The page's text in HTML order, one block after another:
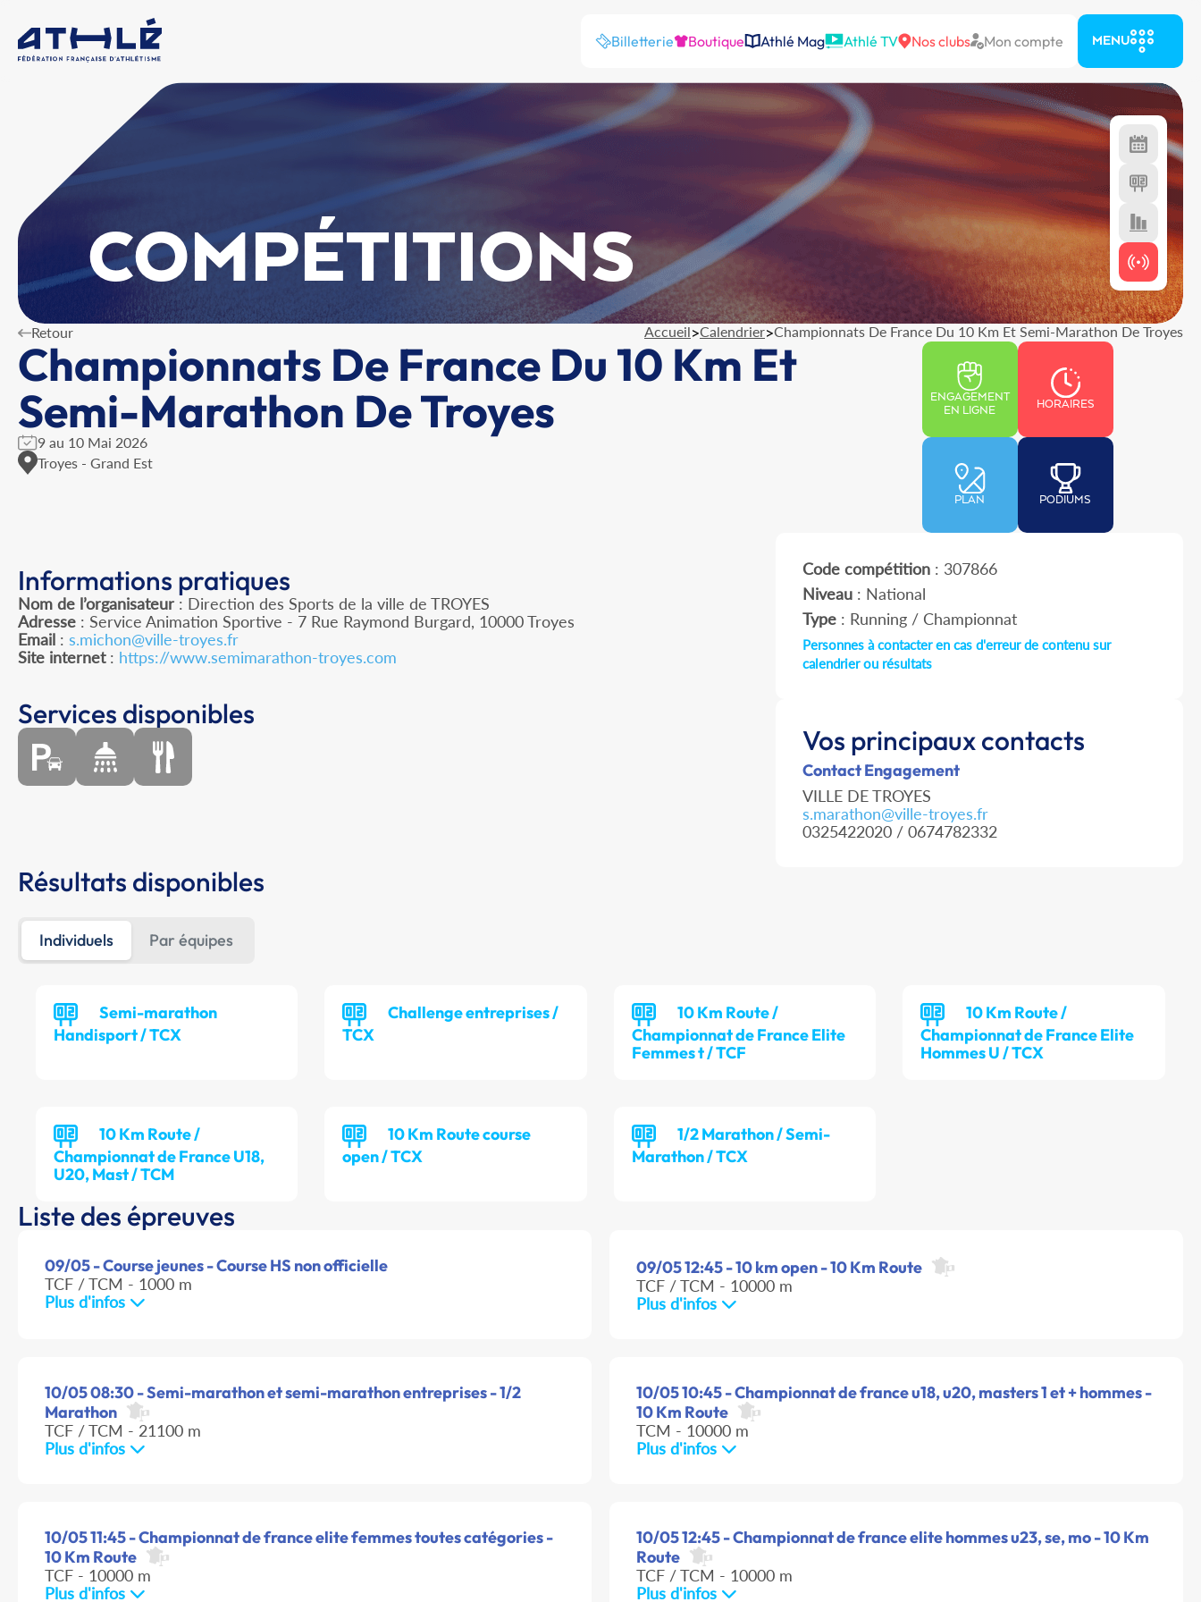
Billetterie Boutique Athlé Mag Athlé TV Nos clubs Mon compte MENU
COMPÉTITIONS
Retour Accueil>Calendrier>Championnats De France Du 10 Km Et Semi-Marathon De Troyes
Championnats De France Du 10 Km Et
Semi-Marathon De Troyes
9 au 10 Mai 2026
Troyes - Grand Est
ENGAGEMENT
EN LIGNE
HORAIRES
PLAN PODIUMS
Informations pratiques
Nom de l’organisateur : Direction des Sports de la ville de TROYES
Adresse : Service Animation Sportive - 7 Rue Raymond Burgard, 10000 Troyes
Email : s.michon@ville-troyes.fr
Site internet: https://www.semimarathon-troyes.com
Code compétition: 307866
Niveau: National
Type: Running / Championnat
Personnes à contacter en cas d'erreur de contenu sur
calendrier ou résultats
Services disponibles
Vos principaux contacts
Contact Engagement
VILLE DE TROYES
s.marathon@ville-troyes.fr
0325422020 / 0674782332
Résultats disponibles
Individuels Par équipes
Semi-marathon
Handisport / TCX
Challenge entreprises /
TCX
10 Km Route /
Championnat de France Elite
Femmes t / TCF
10 Km Route /
Championnat de France Elite
Hommes U / TCX
10 Km Route /
Championnat de France U18,
U20, Mast / TCM
10 Km Route course
open / TCX
1/2 Marathon / Semi-
Marathon / TCX
Liste des épreuves
09/05 - Course jeunes - Course HS non officielle
TCF / TCM - 1000 m
Plus d'infos
09/05 12:45 - 10 km open - 10 Km Route
TCF / TCM - 10000 m
Plus d'infos
10/05 08:30 - Semi-marathon et semi-marathon entreprises - 1/2
Marathon
TCF / TCM - 21100 m
Plus d'infos
10/05 10:45 - Championnat de france u18, u20, masters 1 et + hommes -
10 Km Route
TCM - 10000 m
Plus d'infos
10/05 11:45 - Championnat de france elite femmes toutes catégories -
10 Km Route
TCF - 10000 m
Plus d'infos
10/05 12:45 - Championnat de france elite hommes u23, se, mo - 10 Km
Route
TCF / TCM - 10000 m
Plus d'infos